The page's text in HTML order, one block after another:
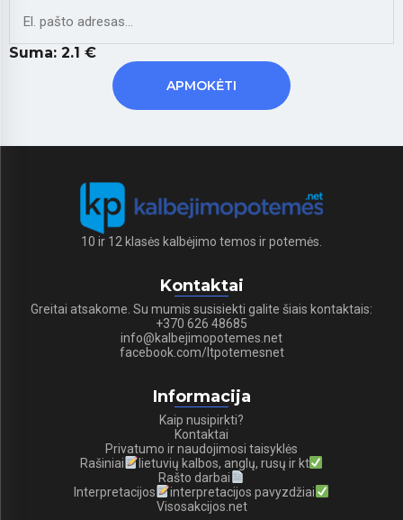
Suma: 2.1 €
10 ir 12 klasės kalbėjimo temos ir potemės.
Kontaktai
Greitai atsakome. Su mumis susisiekti galite šiais kontaktais:
+370 626 48685
info@kalbejimopotemes.net
facebook.com/ltpotemesnet
Informacija
Kaip nusipirkti?
Kontaktai
Privatumo ir naudojimosi taisyklės
Rašiniai
lietuvių kalbos, anglų, rusų ir kt
Rašto darbai
Interpretacijos
interpretacijos pavyzdžiai
Visosakcijos.net